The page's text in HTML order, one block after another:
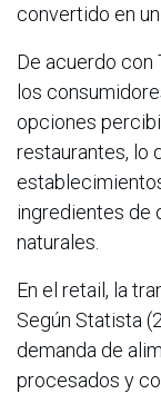
convertido en
De acuerdo con
los
opciones
restaurantes, lo
ingredientes de
naturales.
En el retail, la
Según Statista
demanda de
procesados y